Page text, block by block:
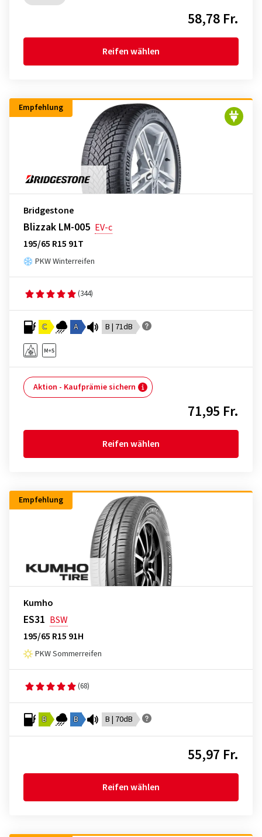
58,78 Fr.
Reifen wählen
Empfehlung
Bridgestone
Blizzak LM-005 EV-c
195/65 R15 91T
PKW Winterreifen
(344)
C A B | 71dB
Aktion - Kaufprämie sichern
71,95 Fr.
Reifen wählen
Empfehlung
Kumho
ES31 BSW
195/65 R15 91H
PKW Sommerreifen
(68)
B B B | 70dB
55,97 Fr.
Reifen wählen